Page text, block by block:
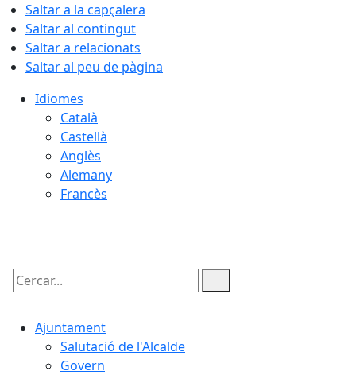
Saltar a la capçalera
Saltar al contingut
Saltar a relacionats
Saltar al peu de pàgina
Idiomes
Català
Castellà
Anglès
Alemany
Francès
Cercar:
Ajuntament
Salutació de l'Alcalde
Govern